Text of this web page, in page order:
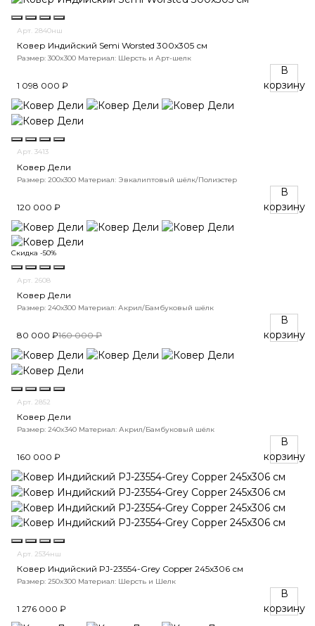
Арт. 2840нш
Ковер Индийский Semi Worsted 300x305 см
Размер: 300x300 Материал: Шерсть и Арт-шелк
1 098 000 ₽
В
корзину
Арт. 3413
Ковер Дели
Размер: 200х300 Материал: Эвкалиптовый шёлк/Полиэстер
120 000 ₽
В
корзину
Скидка -50%
Арт. 2608
Ковер Дели
Размер: 240х300 Материал: Акрил/Бамбуковый шёлк
80 000 ₽160 000 ₽
В
корзину
Арт. 2852
Ковер Дели
Размер: 240x340 Материал: Акрил/Бамбуковый шёлк
160 000 ₽
В
корзину
Арт. 2534нш
Ковер Индийский PJ-23554-Grey Copper 245x306 см
Размер: 250x300 Материал: Шерсть и Шелк
1 276 000 ₽
В
корзину